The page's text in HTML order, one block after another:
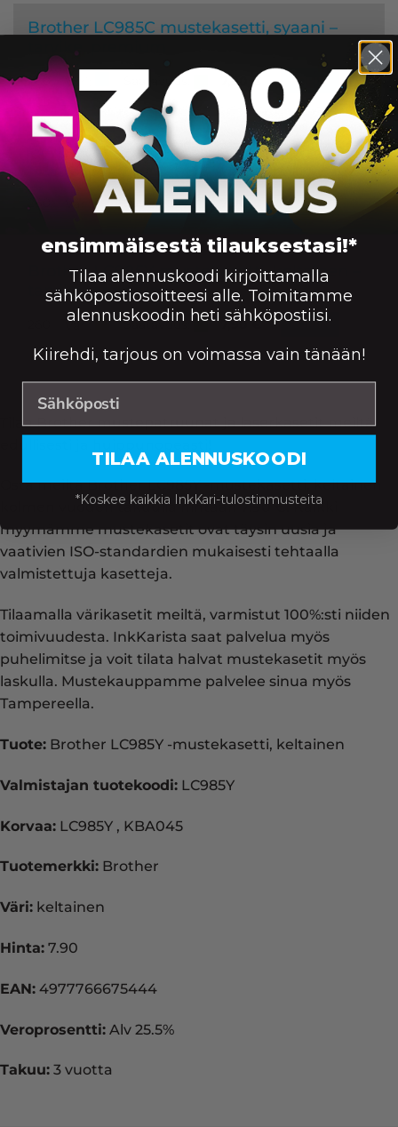
Brother LC985C mustekasetti, syaani –
260 Väri: Saatavuus: 7,90 € KORIIN
Brother LC985M mustekasetti, magenta –
tarvike, premium
260 Väri: Saatavuus: 7,90€ KORIIN
Brother LC985Y mustekasetti, keltainen –
tarvike, premium
Väri: Saatavuus: 7,90€ KORIIN
Tilaa Brother mustepatruunat ja laserkasetit meiltä
Osta meiltä Brother LC985Y -mustekasetti, keltainen
kolmen vuoden takuulla hintaan 7.90 €. Kaikki
myymämme mustekasetit ovat täysin uusia ja
vaativien ISO-standardien mukaisesti tehtaalla
valmistettuja kasetteja.
Tilaamalla värikasetit meiltä, varmistut 100%:sti niiden
toimivuudesta. InkKarista saat palvelua myös
puhelimitse ja voit tilata halvat mustekasetit myös
laskulla. Mustekauppamme palvelee sinua myös
Tampereella.
Tuote: Brother LC985Y -mustekasetti, keltainen
Valmistajan tuotekoodi: LC985Y
Korvaa: LC985Y , KBA045
Tuotemerkki: Brother
Väri: keltainen
Hinta: 7.90
EAN: 4977766675444
Veroprosentti: Alv 25.5%
Takuu: 3 vuotta
ensimmäisestä tilauksestasi!*
Tilaa alennuskoodi kirjoittamalla
sähköpostiosoitteesi alle. Toimitamme
alennuskoodin heti sähköpostiisi.
Kiirehdi, tarjous on voimassa vain tänään!
TILAA ALENNUSKOODI
*Koskee kaikkia InkKari-tulostinmusteita